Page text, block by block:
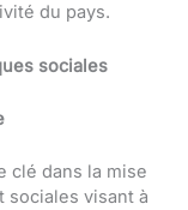
du pays.
sociales
clé dans la mise
visant à